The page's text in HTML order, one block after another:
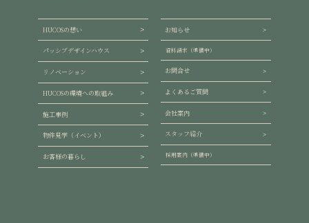
HUCOSの想い
パッシブデザインハウス
リノベーション
HUCOSの環境への取組み
施工事例
物件見学（イベント）
お客様の暮らし
お知らせ
資料請求（準備中）
お問合せ
よくあるご質問
会社案内
スタッフ紹介
採用案内（準備中）